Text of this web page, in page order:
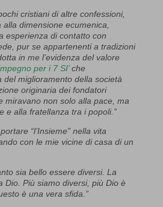
cristiani di altre confessioni,
alla dimensione ecumenica,
esperienza di contatto con
pur se appartenenti a tradizioni
in me l’evidenza del valore
per i 7 SI’che
del miglioramento della società
originaria dei fondatori
miravano non solo alla pace, ma
e alla fratellanza tra i popoli.”
“l’Insieme” nella vita
con le mie vicine di casa di un
sia bello essere diversi. La
Dio. Più siamo diversi, più Dio è
è una vera sfida.”